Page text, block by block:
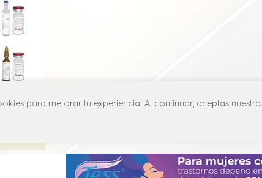
para mejorar tu experiencia. Al continuar, aceptas nuestra